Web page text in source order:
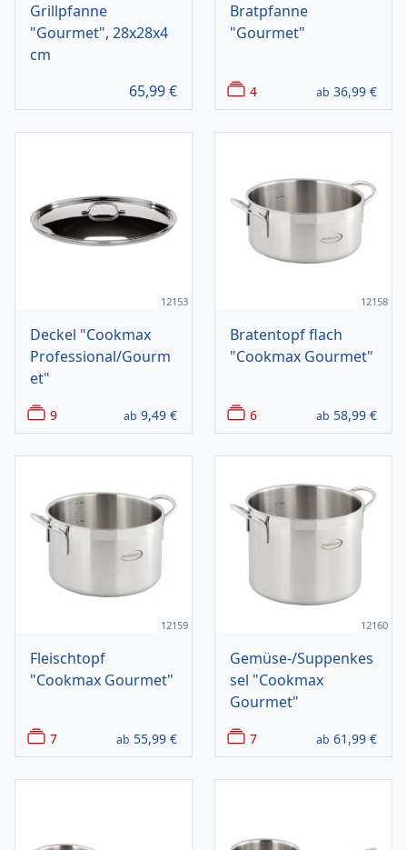
Grillpfanne
"Gourmet", 28x28x4
cm
65,99€
Bratpfanne
"Gourmet"
4 ab 36,99 €
12153
Deckel "Cookmax
Professional/Gourm
et"
9 ab 9,49 €
12158
Bratentopf flach
"Cookmax Gourmet"
6 ab 58,99 €
12159
Fleischtopf
"Cookmax Gourmet"
7 ab 55,99 €
12160
Gemüse-/Suppenkes
sel "Cookmax
Gourmet"
7 ab 61,99 €